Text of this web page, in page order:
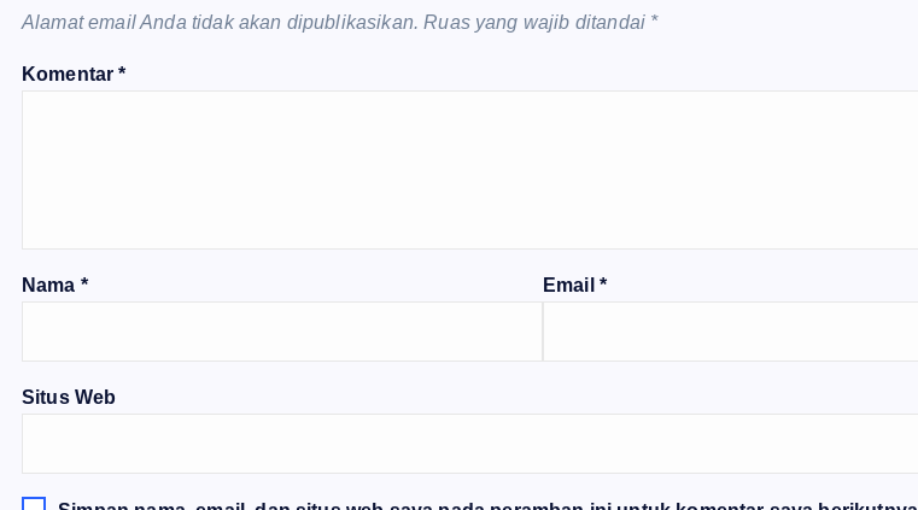
Alamat email Anda tidak akan dipublikasikan. Ruas yang wajib ditandai *
Komentar*
Nama * Email *
Situs Web